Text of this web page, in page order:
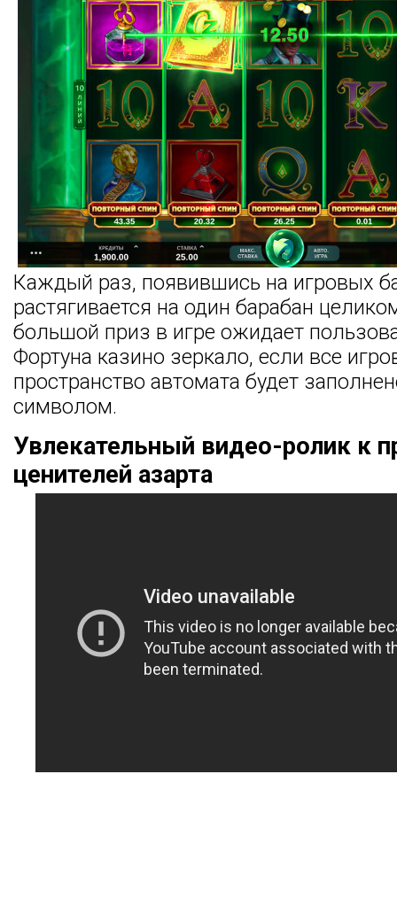
Каждый раз, появившись на игровых
растягивается на один барабан
большой приз в игре ожидает
Фортуна казино зеркало, если все
пространство автомата будет
символом.
Увлекательный видео-ролик к
ценителей азарта